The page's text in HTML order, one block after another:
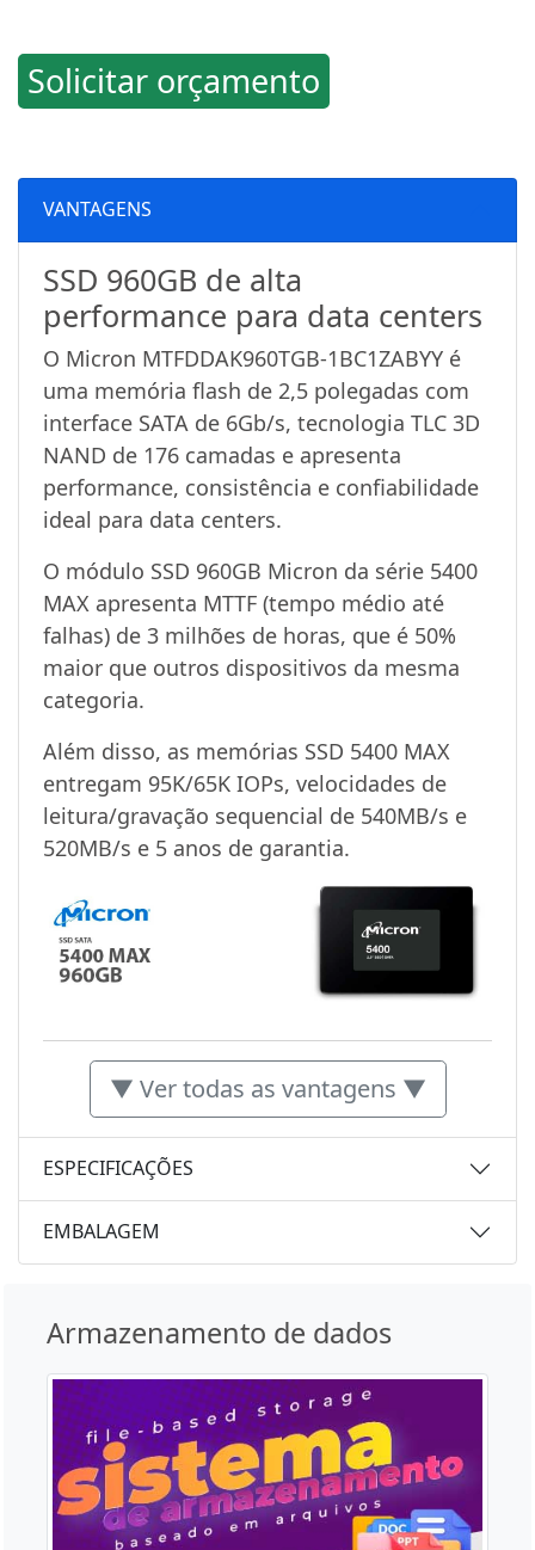
Solicitar orçamento
VANTAGENS
SSD 960GB de alta
performance para data centers
O Micron MTFDDAK960TGB-1BC1ZABYY é
uma memória flash de 2,5 polegadas com
interface SATA de 6Gb/s, tecnologia TLC 3D
NAND de 176 camadas e apresenta
performance, consistência e confiabilidade
ideal para data centers.
O módulo SSD 960GB Micron da série 5400
MAX apresenta MTTF (tempo médio até
falhas) de 3 milhões de horas, que é 50%
maior que outros dispositivos da mesma
categoria.
Além disso, as memórias SSD 5400 MAX
entregam 95K/65K IOPs, velocidades de
leitura/gravação sequencial de 540MB/s e
520MB/s e 5 anos de garantia.
▼ Ver todas as vantagens ▼
ESPECIFICAÇÕES
EMBALAGEM
Armazenamento de dados